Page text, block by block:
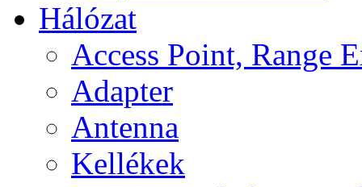
Hálózat
Access Point, Range
Adapter
Antenna
Kellékek